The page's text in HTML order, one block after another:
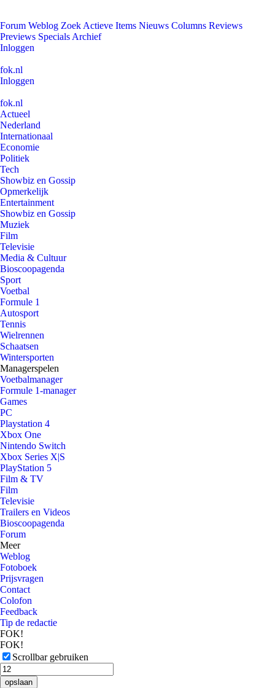
Forum Weblog Zoek Actieve Items Nieuws Columns Reviews
Previews Specials Archief
Inloggen
fok.nl
Inloggen
fok.nl
Actueel
Nederland
Internationaal
Economie
Politiek
Tech
Showbiz en Gossip
Opmerkelijk
Entertainment
Showbiz en Gossip
Muziek
Film
Televisie
Media & Cultuur
Bioscoopagenda
Sport
Voetbal
Formule 1
Autosport
Tennis
Wielrennen
Schaatsen
Wintersporten
Managerspelen
Voetbalmanager
Formule 1-manager
Games
PC
Playstation 4
Xbox One
Nintendo Switch
Xbox Series X|S
PlayStation 5
Film & TV
Film
Televisie
Trailers en Videos
Bioscoopagenda
Forum
Meer
Weblog
Fotoboek
Prijsvragen
Contact
Colofon
Feedback
Tip de redactie
FOK!
FOK!
Scrollbar gebruiken
opslaan